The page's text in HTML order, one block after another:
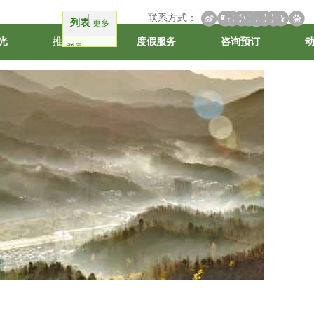
列表 更多
登录
联系方式：
推荐线路 度假服务 咨询预订